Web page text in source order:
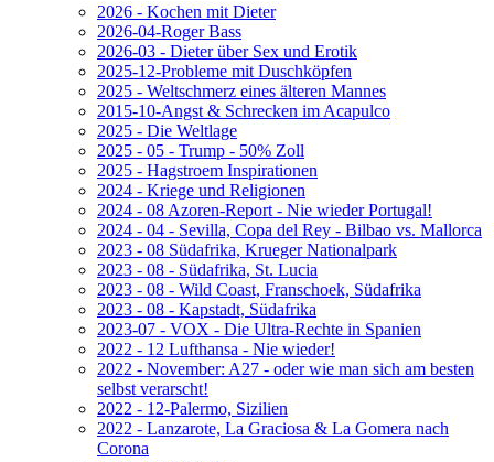
2026 - Kochen mit Dieter
2026-04-Roger Bass
2026-03 - Dieter über Sex und Erotik
2025-12-Probleme mit Duschköpfen
2025 - Weltschmerz eines älteren Mannes
2015-10-Angst & Schrecken im Acapulco
2025 - Die Weltlage
2025 - 05 - Trump - 50% Zoll
2025 - Hagstroem Inspirationen
2024 - Kriege und Religionen
2024 - 08 Azoren-Report - Nie wieder Portugal!
2024 - 04 - Sevilla, Copa del Rey - Bilbao vs. Mallorca
2023 - 08 Südafrika, Krueger Nationalpark
2023 - 08 - Südafrika, St. Lucia
2023 - 08 - Wild Coast, Franschoek, Südafrika
2023 - 08 - Kapstadt, Südafrika
2023-07 - VOX - Die Ultra-Rechte in Spanien
2022 - 12 Lufthansa - Nie wieder!
2022 - November: A27 - oder wie man sich am besten
selbst verarscht!
2022 - 12-Palermo, Sizilien
2022 - Lanzarote, La Graciosa & La Gomera nach
Corona